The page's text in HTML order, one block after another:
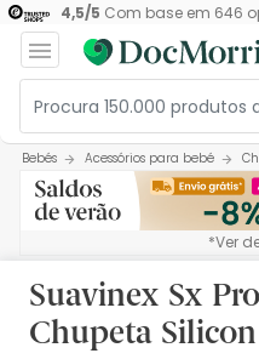
4,5/5 Com base em 646
Bebés Acessórios para bebé
*Ver
Suavinex Sx
Chupeta